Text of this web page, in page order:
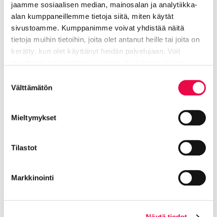
jaamme sosiaalisen median, mainosalan ja analytiikka-
alan kumppaneillemme tietoja siitä, miten käytät
sivustoamme. Kumppanimme voivat yhdistää näitä
tietoja muihin tietoihin, joita olet antanut heille tai joita on
kerätty, kun olet käyttänyt heidän palvelujaan. Voit
valinta
Välttämätön
Mieltymykset
Tilastot
Markkinointi
myytäväksi, rekisteröi elintarvikehuoneisto ja
ota yhteys oman kuntasi
elintarvikevalvontaan.
Etelä-Hämeen ympäristöterveys toimii Riihimäen,
Jaa:
Kategorioiden arkisto:
Aihealueet:Elä ja voi hyvin